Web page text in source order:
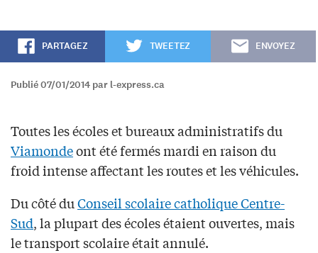
PARTAGEZ TWEETEZ ENVOYEZ
Publié 07/01/2014 par l-express.ca
Toutes les écoles et bureaux administratifs du
Viamondeont été fermés mardi en raison du
froid intense affectant les routes et les véhicules.
Du côté duConseil scolaire catholique Centre-
Sud, la plupart des écoles étaient ouvertes, mais
le transport scolaire était annulé.